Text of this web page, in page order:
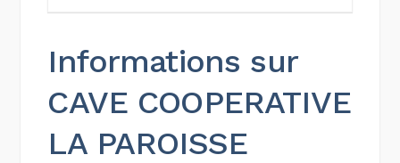
Informations sur
CAVE COOPERATIVE
LA PAROISSE